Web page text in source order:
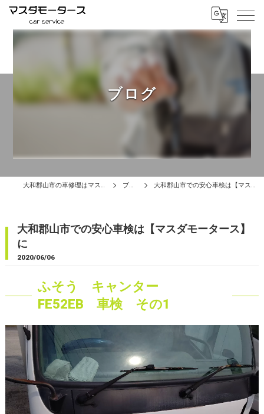
ブログ
大和郡山市の車修理はマスダモータース ブログ 大和郡山市での安心車検は【マスダモータース】に
大和郡山市での安心車検は【マスダモータース】
に
2020/06/06
ふそう キャンター
FE52EB 車検 その1